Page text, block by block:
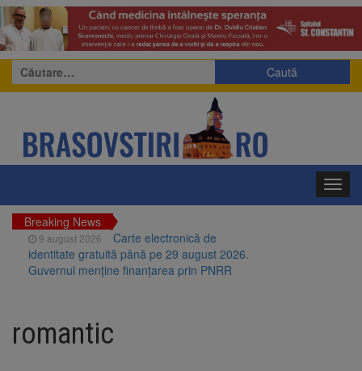
Caută
după:
Breaking News
9 august 2026
Carte electronică de
identitate gratuită până pe 29 august 2026.
Guvernul menține finanțarea prin PNRR
Brașovului vor fi restaurate. Contractul de
finanțare a fost semnat
romantic